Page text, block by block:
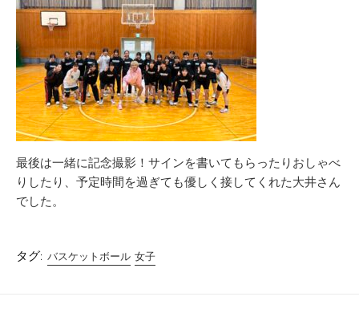
最後は一緒に記念撮影！サインを書いてもらったりおしゃべ
りしたり、予定時間を過ぎても優しく接してくれた大井さん
でした。
タグ: バスケットボール 女子